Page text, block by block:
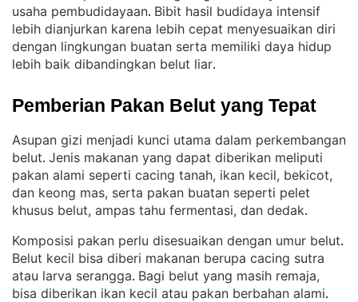
usaha pembudidayaan. Bibit hasil budidaya intensif
lebih dianjurkan karena lebih cepat menyesuaikan diri
dengan lingkungan buatan serta memiliki daya hidup
lebih baik dibandingkan belut liar.
Pemberian Pakan Belut yang Tepat
Asupan gizi menjadi kunci utama dalam perkembangan
belut. Jenis makanan yang dapat diberikan meliputi
pakan alami seperti cacing tanah, ikan kecil, bekicot,
dan keong mas, serta pakan buatan seperti pelet
khusus belut, ampas tahu fermentasi, dan dedak.
Komposisi pakan perlu disesuaikan dengan umur belut
Belut kecil bisa diberi makanan berupa cacing sutra
atau larva serangga. Bagi belut yang masih remaja,
bisa diberikan ikan kecil atau pakan berbahan alami